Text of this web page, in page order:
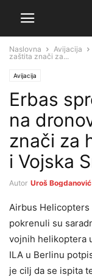
Naslovna Avijacija
zaštita znači za...
Avijacija
Erbas
na
znači za
i Vojska
Autor Uroš Bogdanović
Airbus Helicopters
pokrenuli su
vojnih helikoptera
ILA u Berlinu
je cilj da se ispita